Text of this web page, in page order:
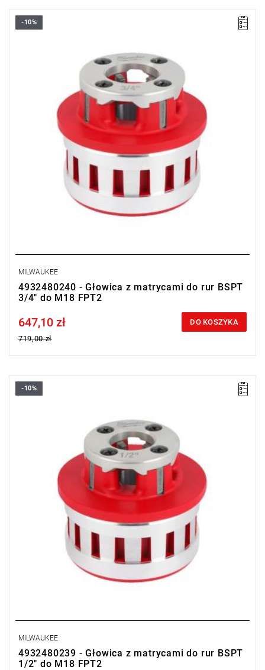
Głowice tnące do gwintownicy są bardzo wytrzymałe, dzięki
-10%
MILWAUKEE
4932480240 - Głowica z matrycami do rur BSPT
3/4" do M18 FPT2
Price tax included
647,10 zł
719,00 zł
DO KOSZYKA
Głowice tnące do gwintownicy są bardzo wytrzymałe, dzięki
-10%
MILWAUKEE
4932480239 - Głowica z matrycami do rur BSPT
1/2" do M18 FPT2